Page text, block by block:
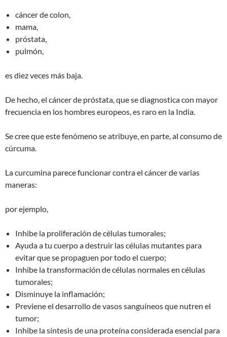
cáncer de colon,
mama,
próstata,
pulmón,
es diez veces más baja.
De hecho, el cáncer de próstata, que se diagnostica con mayor
frecuencia en los hombres europeos, es raro en la India.
Se cree que este fenómeno se atribuye, en parte, al consumo de
cúrcuma.
La curcumina parece funcionar contra el cáncer de varias
maneras:
por ejemplo,
Inhibe la proliferación de células tumorales;
Ayuda a tu cuerpo a destruir las células mutantes para
evitar que se propaguen por todo el cuerpo;
Inhibe la transformación de células normales en células
tumorales;
Disminuye la inflamación;
Previene el desarrollo de vasos sanguíneos que nutren el
tumor;
Inhibe la síntesis de una proteína considerada esencial para